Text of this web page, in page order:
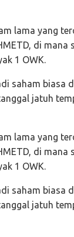
lama yang
di
1 OWK.
saham biasa
jatuh
lama yang
di
1 OWK.
saham biasa
jatuh